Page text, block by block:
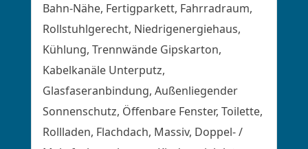
Bahn-Nähe, Fertigparkett, Fahrradraum,
Rollstuhlgerecht, Niedrigenergiehaus,
Kühlung, Trennwände Gipskarton,
Kabelkanäle Unterputz,
Glasfaseranbindung, Außenliegender
Sonnenschutz, Öffenbare Fenster, Toilette,
Rollladen, Flachdach, Massiv, Doppel- /